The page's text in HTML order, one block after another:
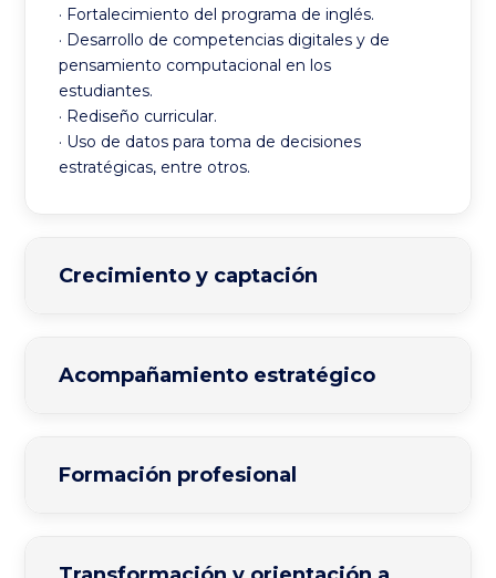
· Fortalecimiento del programa de inglés.
· Desarrollo de competencias digitales y de
pensamiento computacional en los
estudiantes.
· Rediseño curricular.
· Uso de datos para toma de decisiones
estratégicas, entre otros.
Crecimiento y captación
Acompañamiento estratégico
Formación profesional